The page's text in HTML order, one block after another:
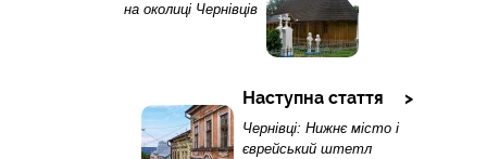
на околиці Чернівців
Наступна стаття
Чернівці: Нижнє місто і
єврейський штетл